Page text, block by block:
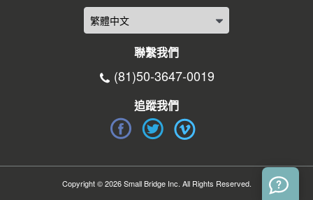
聯繫我們
(81)50-3647-0019
追蹤我們
Copyright © 2026 Small Bridge Inc. All Rights Reserved.